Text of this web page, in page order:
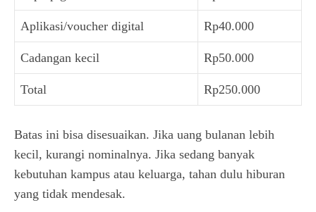
Aplikasi/voucher digital Rp40.000
Cadangan kecil Rp50.000
Total Rp250.000
Batas ini bisa disesuaikan. Jika uang bulanan lebih
kecil, kurangi nominalnya. Jika sedang banyak
kebutuhan kampus atau keluarga, tahan dulu hiburan
yang tidak mendesak.